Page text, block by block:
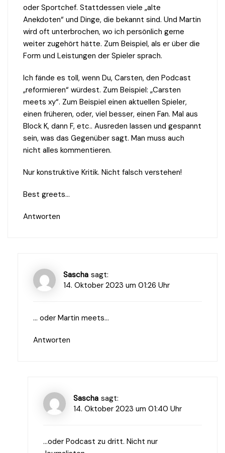
oder Sportchef. Stattdessen viele „alte
Anekdoten“ und Dinge, die bekannt sind. Und Martin
wird oft unterbrochen, wo ich persönlich gerne
weiter zugehört hätte. Zum Beispiel, als er über die
Form und Leistungen der Spieler sprach.
Ich fände es toll, wenn Du, Carsten, den Podcast
„reformieren“ würdest. Zum Beispiel: „Carsten
meets xy“. Zum Beispiel einen aktuellen Spieler,
einen früheren, oder, viel besser, einen Fan. Mal aus
Block K, dann F, etc.. Ausreden lassen und gespannt
sein, was das Gegenüber sagt. Man muss auch
nicht alles kommentieren.
Nur konstruktive Kritik. Nicht falsch verstehen!
Best greets…
Antworten
Sascha sagt:
14. Oktober 2023 um 01:26 Uhr
… oder Martin meets…
Antworten
Sascha sagt:
14. Oktober 2023 um 01:40 Uhr
…oder Podcast zu dritt. Nicht nur